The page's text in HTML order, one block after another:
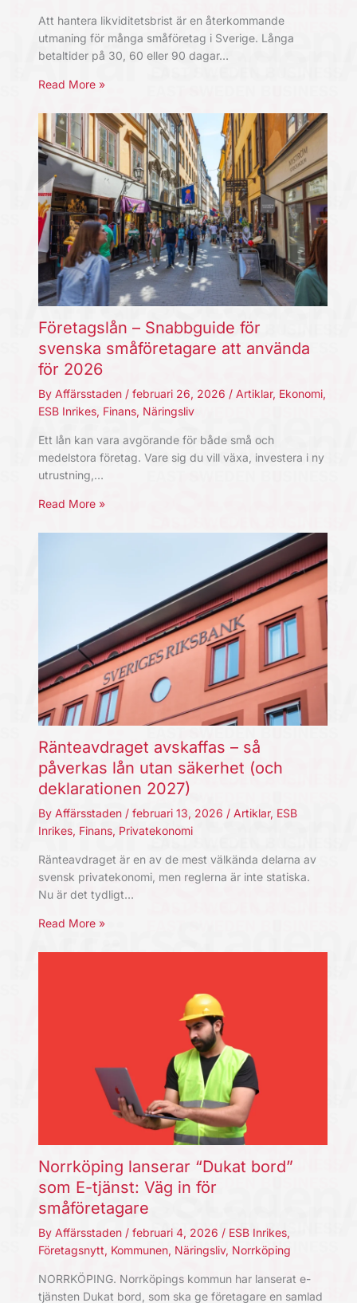
Att hantera likviditetsbrist är en återkommande
utmaning för många småföretag i Sverige. Långa
betaltider på 30, 60 eller 90 dagar…
Read More »
Företagslån – Snabbguide för
svenska småföretagare att använda
för 2026
By Affärsstaden / februari 26, 2026 / Artiklar, Ekonomi,
ESB Inrikes, Finans, Näringsliv
Ett lån kan vara avgörande för både små och
medelstora företag. Vare sig du vill växa, investera i ny
utrustning,…
Read More »
Ränteavdraget avskaffas – så
påverkas lån utan säkerhet (och
deklarationen 2027)
By Affärsstaden / februari 13, 2026 / Artiklar, ESB
Inrikes, Finans, Privatekonomi
Ränteavdraget är en av de mest välkända delarna av
svensk privatekonomi, men reglerna är inte statiska.
Nu är det tydligt…
Read More »
Norrköping lanserar “Dukat bord”
som E-tjänst: Väg in för
småföretagare
By Affärsstaden / februari 4, 2026 / ESB Inrikes,
Företagsnytt, Kommunen, Näringsliv, Norrköping
NORRKÖPING. Norrköpings kommun har lanserat e-
tjänsten Dukat bord, som ska ge företagare en samlad